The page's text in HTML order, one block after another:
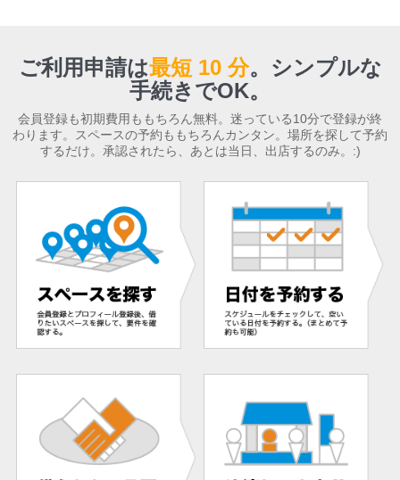
ご利用申請は最短 10 分。 シンプルな
手続きでOK。
会員登録も初期費用ももちろん無料。迷っている10分で登録が終
わります。スペースの予約ももちろんカンタン。場所を探して予約
するだけ。承認されたら、あとは当日、出店するのみ。:)